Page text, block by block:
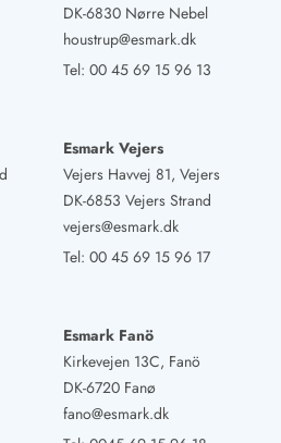
DK-6830 Nørre Nebel
houstrup@esmark.dk
Tel: 00 45 69 15 96 13
Esmark Vejers
Vejers Havvej 81, Vejers
DK-6853 Vejers Strand
vejers@esmark.dk
Tel: 00 45 69 15 96 17
Esmark Fanö
Kirkevejen 13C, Fanö
DK-6720 Fanø
fano@esmark.dk